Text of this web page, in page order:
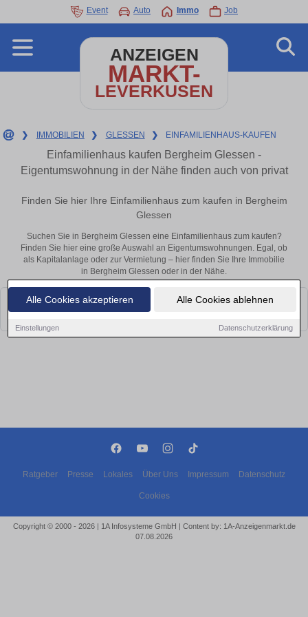
Alle Cookies akzeptieren Alle Cookies ablehnen
Einstellungen Datenschutzerklärung
Event Auto Immo Job
ANZEIGEN
MARKT-
LEVERKUSEN
❯ IMMOBILIEN ❯ GLESSEN ❯ EINFAMILIENHAUS-KAUFEN
Einfamilienhaus kaufen Bergheim Glessen -
Eigentumswohnung in der Nähe finden auch von privat
Finden Sie hier Ihre Einfamilienhaus zum kaufen in Bergheim
Glessen
Suchen Sie in Bergheim Glessen eine Einfamilienhaus zum kaufen?
Finden Sie hier eine große Auswahl an Eigentumswohnungen. Egal, ob
als Kapitalanlage oder zur Vermietung – hier finden Sie Ihre Immobilie
in Bergheim Glessen oder in der Nähe.
Leider konnten wir derzeit keine passenden Objekte finden. Schauen Sie
bald wieder vorbei!
Ratgeber Presse Lokales Über Uns Impressum Datenschutz
Cookies
Copyright © 2000 - 2026 | 1A Infosysteme GmbH | Content by: 1A-Anzeigenmarkt.de
07.08.2026